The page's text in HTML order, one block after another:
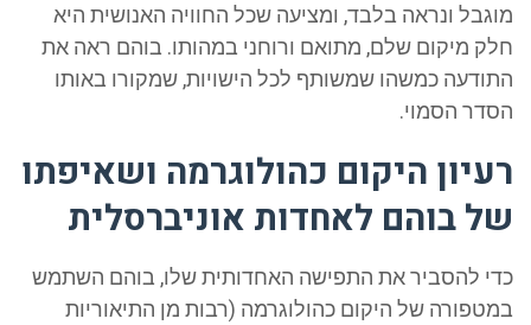
מוגבל ונראה בלבד, ומציעה שכל החוויה האנושית היא
חלק מיקום שלם, מתואם ורוחני במהותו. בוהם ראה את
התודעה כמשהו שמשותף לכל הישויות, שמקורו באותו
הסדר הסמוי.
רעיון היקום כהולוגרמה ושאיפתו
של בוהם לאחדות אוניברסלית
כדי להסביר את התפישה האחדותית שלו, בוהם השתמש
במטפורה של היקום כהולוגרמה (רבות מן התיאוריות